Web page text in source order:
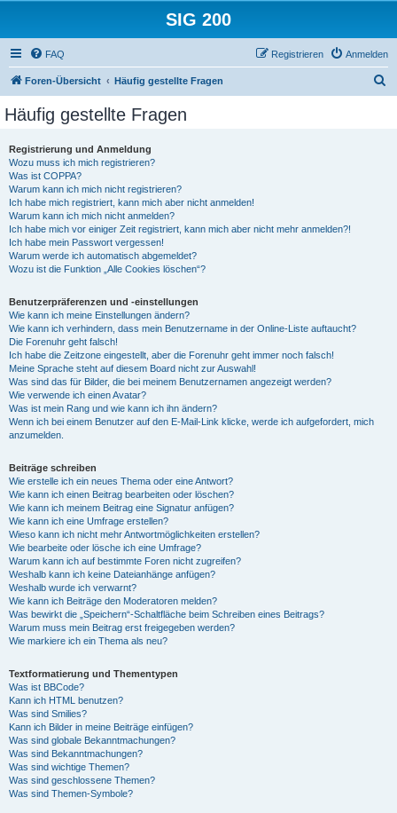
SIG 200
FAQ Anmelden
Registrieren
Foren-Übersicht Häufig gestellte Fragen
Häufig gestellte Fragen
Registrierung und Anmeldung
Wozu muss ich mich registrieren?
Was ist COPPA?
Warum kann ich mich nicht registrieren?
Ich habe mich registriert, kann mich aber nicht anmelden!
Warum kann ich mich nicht anmelden?
Ich habe mich vor einiger Zeit registriert, kann mich aber nicht mehr anmelden?!
Ich habe mein Passwort vergessen!
Warum werde ich automatisch abgemeldet?
Wozu ist die Funktion „Alle Cookies löschen“?
Benutzerpräferenzen und -einstellungen
Wie kann ich meine Einstellungen ändern?
Wie kann ich verhindern, dass mein Benutzername in der Online-Liste auftaucht?
Die Forenuhr geht falsch!
Ich habe die Zeitzone eingestellt, aber die Forenuhr geht immer noch falsch!
Meine Sprache steht auf diesem Board nicht zur Auswahl!
Was sind das für Bilder, die bei meinem Benutzernamen angezeigt werden?
Wie verwende ich einen Avatar?
Was ist mein Rang und wie kann ich ihn ändern?
Wenn ich bei einem Benutzer auf den E-Mail-Link klicke, werde ich aufgefordert, mich
anzumelden.
Beiträge schreiben
Wie erstelle ich ein neues Thema oder eine Antwort?
Wie kann ich einen Beitrag bearbeiten oder löschen?
Wie kann ich meinem Beitrag eine Signatur anfügen?
Wie kann ich eine Umfrage erstellen?
Wieso kann ich nicht mehr Antwortmöglichkeiten erstellen?
Wie bearbeite oder lösche ich eine Umfrage?
Warum kann ich auf bestimmte Foren nicht zugreifen?
Weshalb kann ich keine Dateianhänge anfügen?
Weshalb wurde ich verwarnt?
Wie kann ich Beiträge den Moderatoren melden?
Was bewirkt die „Speichern“-Schaltfläche beim Schreiben eines Beitrags?
Warum muss mein Beitrag erst freigegeben werden?
Wie markiere ich ein Thema als neu?
Textformatierung und Thementypen
Was ist BBCode?
Kann ich HTML benutzen?
Was sind Smilies?
Kann ich Bilder in meine Beiträge einfügen?
Was sind globale Bekanntmachungen?
Was sind Bekanntmachungen?
Was sind wichtige Themen?
Was sind geschlossene Themen?
Was sind Themen-Symbole?